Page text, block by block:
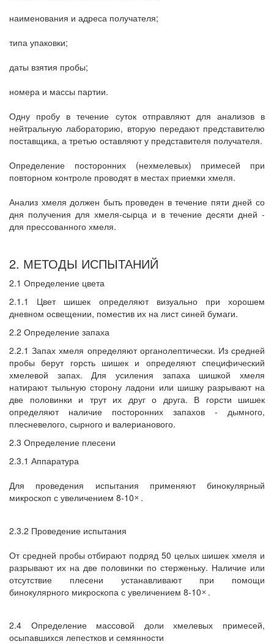
наименования и адреса получателя;
типа упаковки;
даты взятия пробы;
номера и массы партии.
Одну пробу в течение суток отправляют для анализов в
нейтральную лабораторию, вторую передают представителю
поставщика, а третью оставляют у представителя получателя.
Определение посторонних (нехмелевых) примесей при
повторном контроле проводят в местах приемки хмеля.
Анализ хмеля должен быть проведен в течение пяти дней со
дня получения для хмеля-сырца и в течение десяти дней -
для прессованного хмеля.
2. МЕТОДЫ ИСПЫТАНИЙ
2.1 Определение цвета
2.1.1 Цвет шишек определяют визуально при хорошем
дневном освещении, поместив их на лист синей бумаги.
2.2 Определение запаха
2.2.1 Запах хмеля определяют органолептически. Из средней
пробы берут горсть шишек и определяют специфический
хмелевой запах. Для усиления запаха шишкой хмеля
натирают тыльную сторону ладони или шишку разрывают на
две половинки и трут их друг о друга. В горсти шишек
определяют наличие посторонних запахов - дымного,
плесневелого, сырного и валерианового.
2.3 Определение плесени
2.3.1 Аппаратура
Для проведения испытания применяют бинокулярный
микроскоп с увеличением 8-10
.
2.3.2 Проведение испытания
От средней пробы отбирают подряд 50 целых шишек хмеля и
разрывают их на две половинки по стерженьку. Наличие или
отсутствие плесени устанавливают при помощи
бинокулярного микроскопа с увеличением 8-10
.
2.4 Определение массовой доли хмелевых примесей,
осыпавшихся лепестков и семянности